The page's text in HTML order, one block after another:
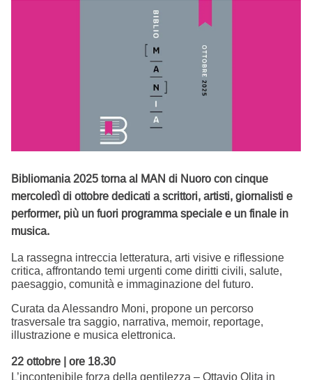
Bibliomania 2025 torna al MAN di Nuoro con cinque
mercoledì di ottobre dedicati a scrittori, artisti, giornalisti e
performer, più un fuori programma speciale e un finale in
musica.
La rassegna intreccia letteratura, arti visive e riflessione
critica, affrontando temi urgenti come diritti civili, salute,
paesaggio, comunità e immaginazione del futuro.
Curata da Alessandro Moni, propone un percorso
trasversale tra saggio, narrativa, memoir, reportage,
illustrazione e musica elettronica.
22 ottobre | ore 18.30
L’incontenibile forza della gentilezza – Ottavio Olita in